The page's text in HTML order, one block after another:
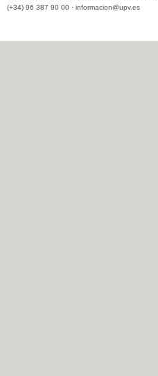
(+34) 96 387 90 00 · informacion@upv.es